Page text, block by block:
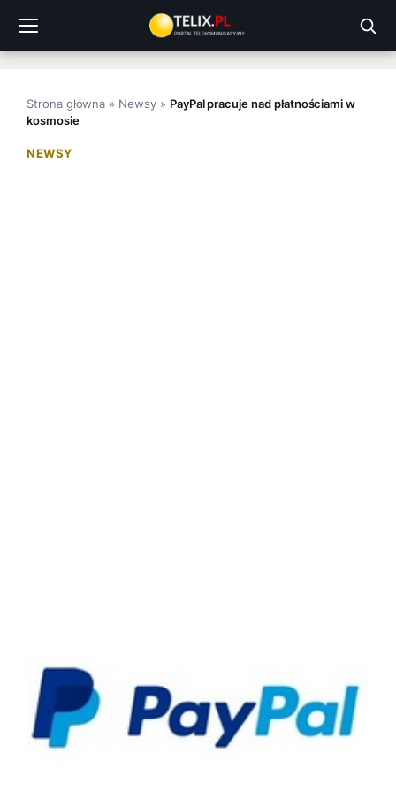
treści
Strona główna » Newsy» PayPal pracuje nad płatnościami w
kosmosie
NEWSY